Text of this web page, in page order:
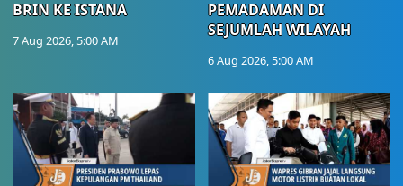
BRIN KE ISTANA
7 Aug 2026, 5:00 AM
PEMADAMAN DI
SEJUMLAH WILAYAH
6 Aug 2026, 5:00 AM